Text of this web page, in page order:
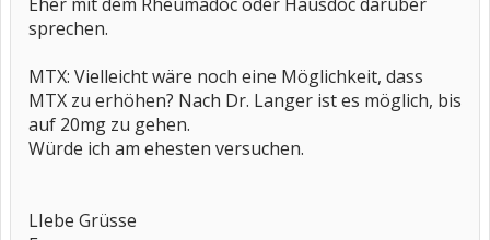
sprechen.
MTX: Vielleicht wäre noch eine Möglichkeit, dass
MTX zu erhöhen? Nach Dr. Langer ist es möglich, bis
auf 20mg zu gehen.
Würde ich am ehesten versuchen.
LIebe Grüsse